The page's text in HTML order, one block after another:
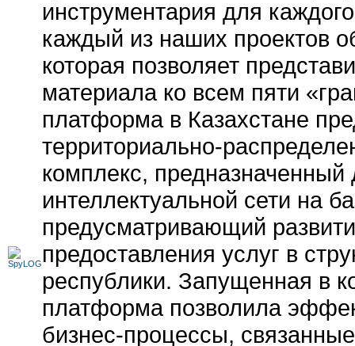
инструментария для
каждый из наших проектов
которая позволяет
материала ко всем пяти
платформа в Казахстане
территориально-
комплекс, предназначенный
интеллектуальной сети на
предусматривающий
предоставления услуг в
республики. Запущенная в
платформа позволила
бизнес-процессы,